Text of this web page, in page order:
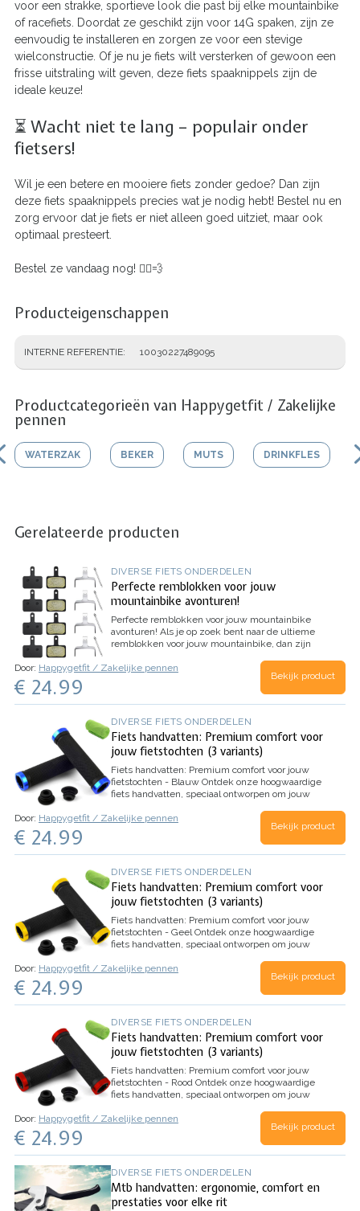
voor een strakke, sportieve look die past bij elke mountainbike
of racefiets. Doordat ze geschikt zijn voor 14G spaken, zijn ze
eenvoudig te installeren en zorgen ze voor een stevige
wielconstructie. Of je nu je fiets wilt versterken of gewoon een
frisse uitstraling wilt geven, deze fiets spaaknippels zijn de
ideale keuze!
⏳ Wacht niet te lang – populair onder
fietsers!
Wil je een betere en mooiere fiets zonder gedoe? Dan zijn
deze fiets spaaknippels precies wat je nodig hebt! Bestel nu en
zorg ervoor dat je fiets er niet alleen goed uitziet, maar ook
optimaal presteert.
Bestel ze vandaag nog! 🚴‍♂️💨
Producteigenschappen
INTERNE REFERENTIE 10030227489095
Productcategorieën van Happygetfit / Zakelijke
pennen
WATERZAK BEKER MUTS DRINKFLES
Gerelateerde producten
DIVERSE FIETS ONDERDELEN
Perfecte remblokken voor jouw
mountainbike avonturen!
Perfecte remblokken voor jouw mountainbike
avonturen! Als je op zoek bent naar de ultieme
remblokken voor jouw mountainbike, dan zijn
Deze remblokken zijn speciaal ontworpen om
Door: Happygetfit / Zakelijke pennen
€ 24.99 Bekijk product
DIVERSE FIETS ONDERDELEN
Fiets handvatten: Premium comfort voor
jouw fietstochten (3 variants)
Fiets handvatten: Premium comfort voor jouw
fietstochten - Blauw Ontdek onze hoogwaardige
fiets handvatten, speciaal ontworpen om jouw
Met antisliprubber en een stevige aluminium…
Door: Happygetfit / Zakelijke pennen
€ 24.99 Bekijk product
DIVERSE FIETS ONDERDELEN
Fiets handvatten: Premium comfort voor
jouw fietstochten (3 variants)
Fiets handvatten: Premium comfort voor jouw
fietstochten - Geel Ontdek onze hoogwaardige
fiets handvatten, speciaal ontworpen om jouw
Met antisliprubber en een stevige aluminium
Door: Happygetfit / Zakelijke pennen
€ 24.99 Bekijk product
DIVERSE FIETS ONDERDELEN
Fiets handvatten: Premium comfort voor
jouw fietstochten (3 variants)
Fiets handvatten: Premium comfort voor jouw
fietstochten - Rood Ontdek onze hoogwaardige
fiets handvatten, speciaal ontworpen om jouw
Met antisliprubber en een stevige aluminium
Door: Happygetfit / Zakelijke pennen
€ 24.99 Bekijk product
DIVERSE FIETS ONDERDELEN
Mtb handvatten: ergonomie, comfort en
prestaties voor elke rit